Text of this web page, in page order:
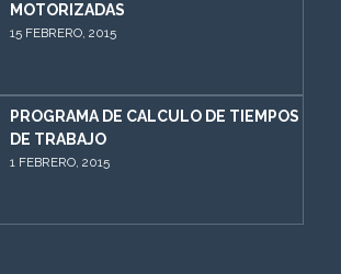
MOTORIZADAS
15 FEBRERO, 2015
PROGRAMA DE CALCULO DE TIEMPOS
DE TRABAJO
1 FEBRERO, 2015